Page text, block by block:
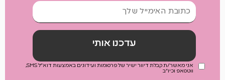
עדכנו אותי
אני מאשר/ת קבלת דיוור ישיר של פרסומות ועידונים באמצעות דוא"ל SMS,
ווטסאפ וכיו"ב